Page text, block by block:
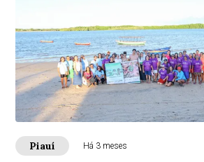
Piauí Há 3 meses